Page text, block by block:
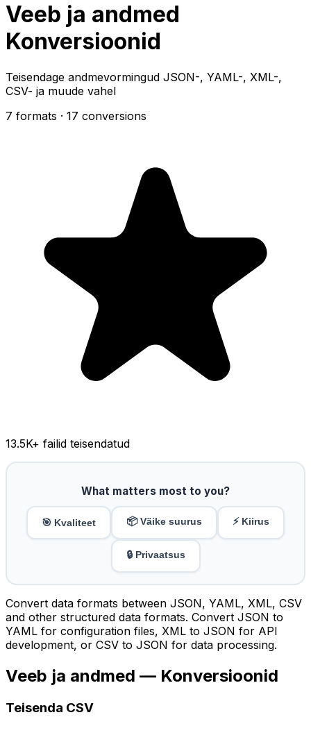
Veeb ja andmed
Konversioonid
Teisendage andmevormingud JSON-, YAML-, XML-,
CSV- ja muude vahel
7 formats · 17 conversions
13.5K+ failid teisendatud
What matters most to you?
🎯 Kvaliteet 📦 Väike suurus ⚡ Kiirus
🔒 Privaatsus
Convert data formats between JSON, YAML, XML, CSV
and other structured data formats. Convert JSON to
YAML for configuration files, XML to JSON for API
development, or CSV to JSON for data processing.
Veeb ja andmed — Konversioonid
Teisenda CSV